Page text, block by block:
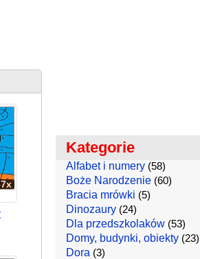
Kategorie
Alfabet i numery(58)
Boże Narodzenie(60)
Bracia mrówki (5)
Dinozaury(24)
Dla przedszkolaków(53)
Domy, budynki, obiekty(23)
Dora (3)